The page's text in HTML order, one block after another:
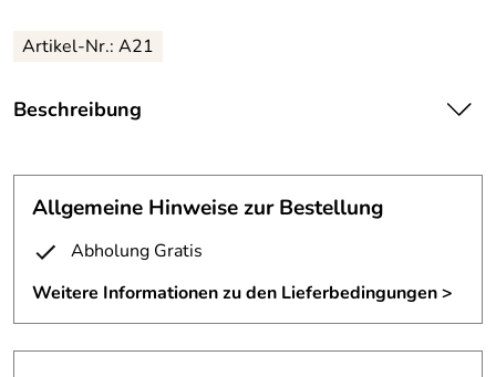
Artikel-Nr.: A21
Beschreibung
über sich ergehen lassen um älter aus zu sehen.
Und die Glocke bekommt ihre persönliche Aufhängung.
Erste Farbproben für das Fühererhaus.
Der Prellbock für die Front der Lok wird gealtert.
Allgemeine Hinweise zur Bestellung
Abholung Gratis
Weitere Informationen zu den Lieferbedingungen >